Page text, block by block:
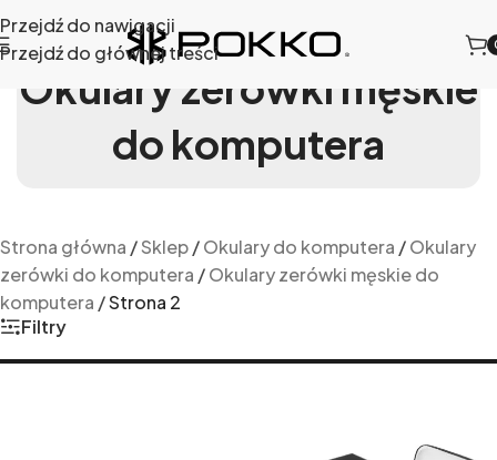
Przejdź do nawigacji
Przejdź do głównej treści
Okulary zerówki męskie
do komputera
Strona główna /Sklep/Okulary do komputera /Okulary
zerówki do komputera /Okulary zerówki męskie do
komputera /Strona 2
Filtry